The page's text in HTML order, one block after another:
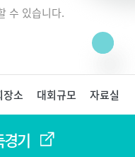
수 있습니다.
장소 대회규모 자료실
기